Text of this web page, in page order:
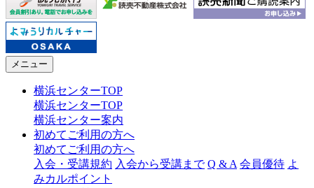
メニュー
横浜センターTOP
横浜センターTOP
横浜センター案内
初めてご利用の方へ
初めてご利用の方へ
入会・受講規約 入会から受講まで Q & A 会員優待 よ
みカルポイント